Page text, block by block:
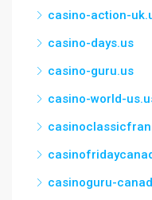
casino-action-
casino-days.us
casino-guru.us
casino-world-
casinoguru-